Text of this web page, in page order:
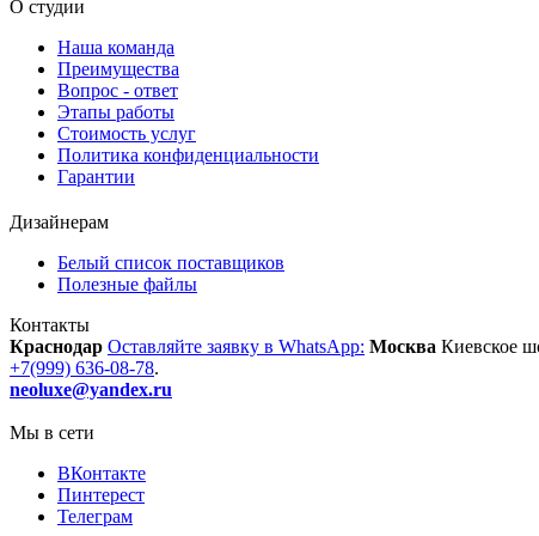
О студии
Наша команда
Преимущества
Вопрос - ответ
Этапы работы
Стоимость услуг
Политика конфиденциальности
Гарантии
Дизайнерам
Белый список поставщиков
Полезные файлы
Контакты
Краснодар Оставляйте заявку в WhatsApp: Москва Киевское
+7(999) 636-08-78.
neoluxe@yandex.ru
Мы в сети
ВКонтакте
Пинтерест
Телеграм